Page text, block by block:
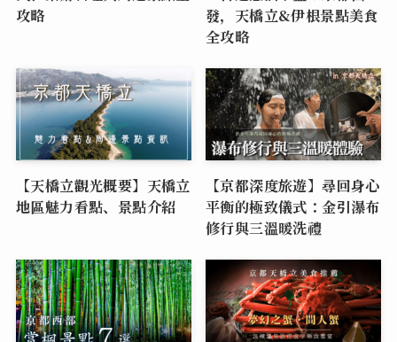
攻略
發，天橋立&伊根景點美食
全攻略
【天橋立觀光概要】天橋立
地區魅力看點、景點介紹
【京都深度旅遊】尋回身心
平衡的極致儀式：金引瀑布
修行與三溫暖洗禮